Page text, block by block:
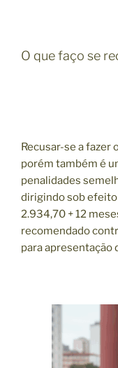
O que faço se
Recusar-se a fazer
porém também é
penalidades
dirigindo sob efeito
2.934,70 + 12
recomendado
para apresentação